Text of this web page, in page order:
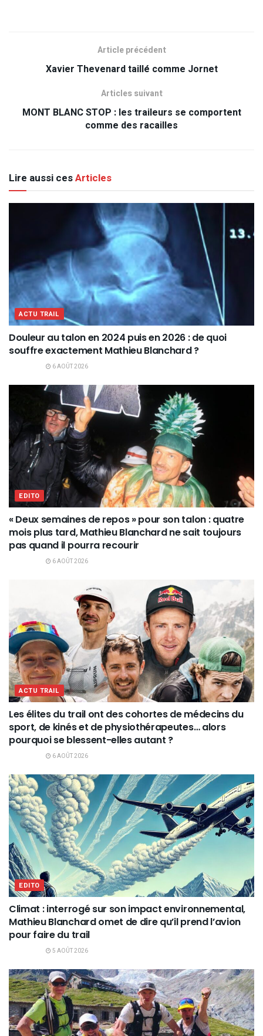
Article précédent
Xavier Thevenard taillé comme Jornet
Articles suivant
MONT BLANC STOP : les traileurs se comportent
comme des racailles
Lire aussi cesArticles
ACTU TRAIL
Douleur au talon en 2024 puis en 2026 : de quoi
souffre exactement Mathieu Blanchard ?
6 AOÛT 2026
EDITO
« Deux semaines de repos » pour son talon : quatre
mois plus tard, Mathieu Blanchard ne sait toujours
pas quand il pourra recourir
6 AOÛT 2026
ACTU TRAIL
Les élites du trail ont des cohortes de médecins du
sport, de kinés et de physiothérapeutes… alors
pourquoi se blessent-elles autant ?
6 AOÛT 2026
EDITO
Climat : interrogé sur son impact environnemental,
Mathieu Blanchard omet de dire qu’il prend l’avion
pour faire du trail
5 AOÛT 2026